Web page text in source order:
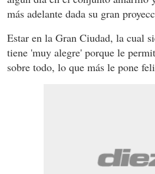
más adelante dada su gran
Estar en la Gran Ciudad, la cual
tiene 'muy alegre' porque le
sobre todo, lo que más le pone